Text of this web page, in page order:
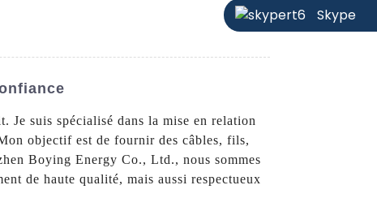
Skype
Je suis spécialisé dans la mise en relation
objectif est de fournir des câbles, fils,
Boying Energy Co., Ltd., nous sommes
de haute qualité, mais aussi respectueux